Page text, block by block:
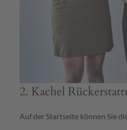
2. Kachel
Auf der Startseite können Sie